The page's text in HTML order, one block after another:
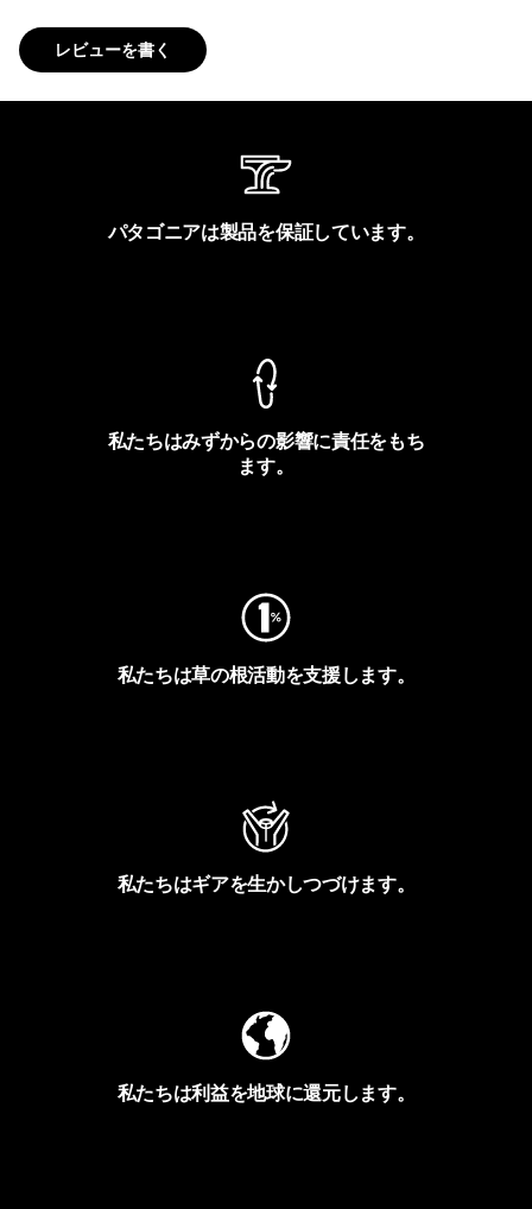
レビューを書く
パタゴニアは製品を保証しています。
私たちはみずからの影響に責任をもち
ます。
私たちは草の根活動を支援します。
私たちはギアを生かしつづけます。
私たちは利益を地球に還元します。